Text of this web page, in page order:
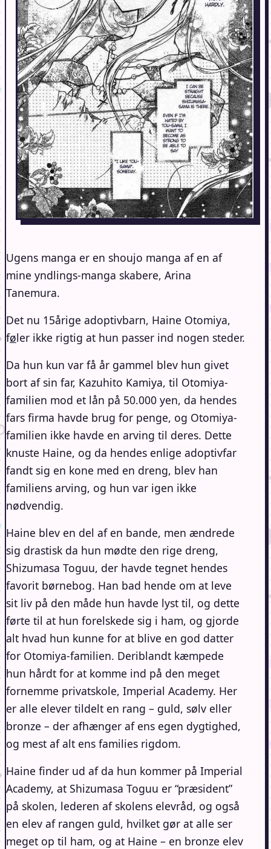
Ugens manga er en shoujo manga af en af
mine yndlings-manga skabere, Arina
Tanemura.
Det nu 15årige adoptivbarn, Haine Otomiya,
føler ikke rigtig at hun passer ind nogen steder.
Da hun kun var få år gammel blev hun givet
bort af sin far, Kazuhito Kamiya, til Otomiya-
familien mod et lån på 50.000 yen, da hendes
fars firma havde brug for penge, og Otomiya-
familien ikke havde en arving til deres. Dette
knuste Haine, og da hendes enlige adoptivfar
fandt sig en kone med en dreng, blev han
familiens arving, og hun var igen ikke
nødvendig.
Haine blev en del af en bande, men ændrede
sig drastisk da hun mødte den rige dreng,
Shizumasa Toguu, der havde tegnet hendes
favorit børnebog. Han bad hende om at leve
sit liv på den måde hun havde lyst til, og dette
førte til at hun forelskede sig i ham, og gjorde
alt hvad hun kunne for at blive en god datter
for Otomiya-familien. Deriblandt kæmpede
hun hårdt for at komme ind på den meget
fornemme privatskole, Imperial Academy. Her
er alle elever tildelt en rang – guld, sølv eller
bronze – der afhænger af ens egen dygtighed,
og mest af alt ens families rigdom.
Haine finder ud af da hun kommer på Imperial
Academy, at Shizumasa Toguu er “præsident”
på skolen, lederen af skolens elevråd, og også
en elev af rangen guld, hvilket gør at alle ser
meget op til ham, og at Haine – en bronze elev